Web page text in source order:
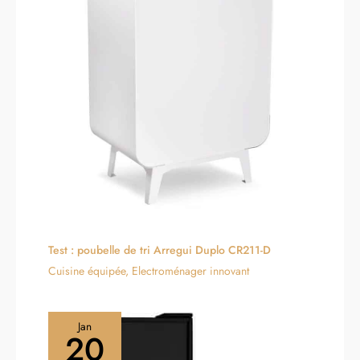
Test : poubelle de tri Arregui Duplo CR211-D
Cuisine équipée, Electroménager innovant
Jan
20